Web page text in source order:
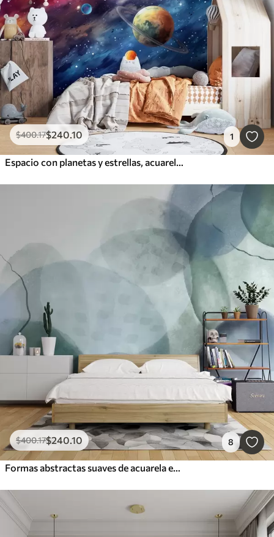
$400.17$240.10 1
Espacio con planetas y estrellas, acuarela, cósmico
$400.17$240.10 8
Formas abstractas suaves de acuarela en tonos de azul, verde y blanco